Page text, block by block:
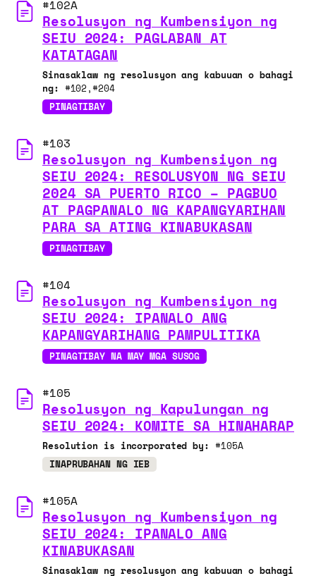
#102A
Resolusyon ng Kumbensiyon ng
SEIU 2024: PAGLABAN AT
KATATAGAN
Sinasaklaw ng resolusyon ang kabuuan o bahagi
ng:
#102
#204
PINAGTIBAY
#103
Resolusyon ng Kumbensiyon ng
SEIU 2024: RESOLUSYON NG SEIU
2024 SA PUERTO RICO – PAGBUO
AT PAGPANALO NG KAPANGYARIHAN
PARA SA ATING KINABUKASAN
PINAGTIBAY
#104
Resolusyon ng Kumbensiyon ng
SEIU 2024: IPANALO ANG
KAPANGYARIHANG PAMPULITIKA
PINAGTIBAY NA MAY MGA SUSOG
#105
Resolusyon ng Kapulungan ng
SEIU 2024: KOMITE SA HINAHARAP
Resolution is incorporated by: #105A
INAPRUBAHAN NG IEB
#105A
Resolusyon ng Kumbensiyon ng
SEIU 2024: IPANALO ANG
KINABUKASAN
Sinasaklaw ng resolusyon ang kabuuan o bahagi